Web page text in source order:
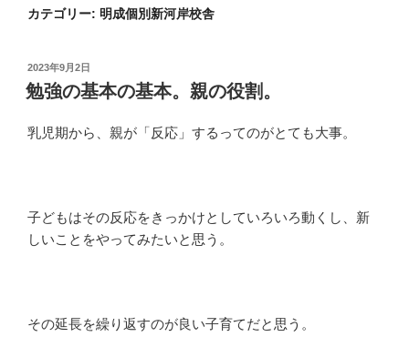
カテゴリー: 明成個別新河岸校舎
投
稿
日:
2023年9月2日
勉強の基本の基本。親の役割。
乳児期から、親が「反応」するってのがとても大事。
子どもはその反応をきっかけとしていろいろ動くし、新
しいことをやってみたいと思う。
その延長を繰り返すのが良い子育てだと思う。